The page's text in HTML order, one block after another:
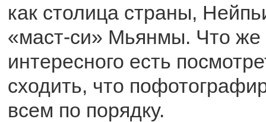
как столица страны,
«маст-си» Мьянмы. Что же
интересного есть
сходить, что
всем по порядку.